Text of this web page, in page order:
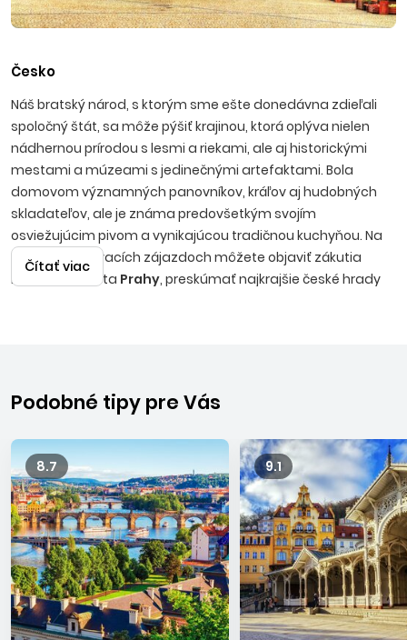
Česko
Náš bratský národ, s ktorým sme ešte donedávna zdieľali
spoločný štát, sa môže pýšiť krajinou, ktorá oplýva nielen
nádhernou prírodou s lesmi a riekami, ale aj historickými
mestami a múzeami s jedinečnými artefaktami. Bola
domovom významných panovníkov, kráľov aj hudobných
skladateľov, ale je známa predovšetkým svojím
osviežujúcim pivom a vynikajúcou tradičnou kuchyňou. Na
našich poznávacích zájazdoch môžete objaviť zákutia
hlavného mesta Prahy, preskúmať najkrajšie české hrady
svoje pri prechádzkach v
Českom Švajčiarsku
parkuŠumavaalebo pomedzi majestátne
Čítať viac
Podobné tipy pre Vás
8.7 9.1